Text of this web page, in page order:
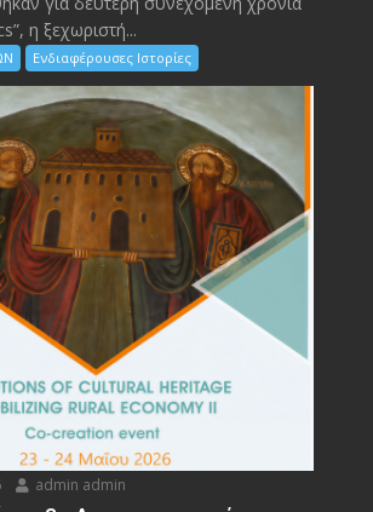
η ξεχωριστή...
Ενδιαφέρουσες Ιστορίες
admin admin